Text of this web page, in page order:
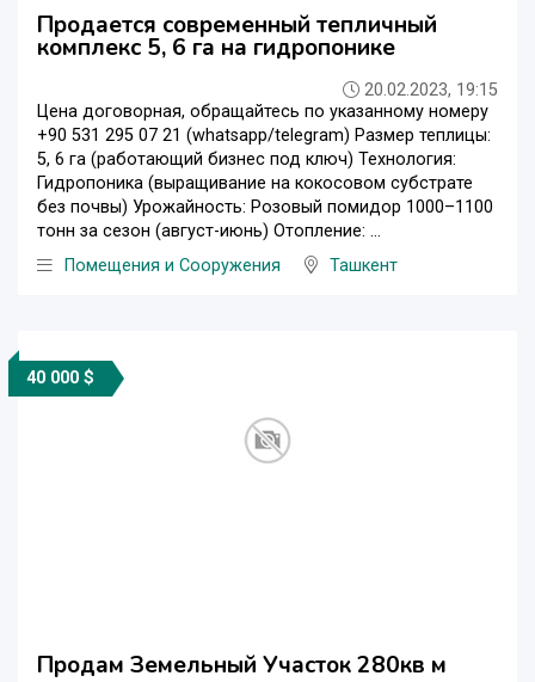
Продается современный тепличный
комплекс 5, 6 га на гидропонике
20.02.2023, 19:15
Цена договорная, обращайтесь по указанному номеру
+90 531 295 07 21 (whatsapp/telegram) Размер теплицы:
5, 6 га (работающий бизнес под ключ) Технология:
Гидропоника (выращивание на кокосовом субстрате
без почвы) Урожайность: Розовый помидор 1000–1100
тонн за сезон (август-июнь) Отопление: ...
Помещения и Сооружения
Ташкент
40 000 $
Продам Земельный Участок 280кв м